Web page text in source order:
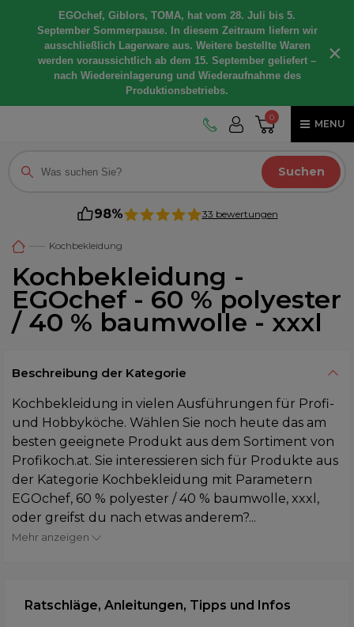
EGOchef, Giblors, TOMA, hat vom 28. Juli bis 5.
September Sommerpause. In diesem Zeitraum liefern wir
ausschließlich Lagerware aus. Weitere bestellte Waren
werden voraussichtlich ab dem 15. September geliefert –
nach Wiedereinlagerung und Wiederaufnahme des
Produktionsbetriebs.
×
0
MENU
Suchen
98% 33 bewertungen
Kochbekleidung
Kochbekleidung -
EGOchef - 60 % polyester
/ 40 % baumwolle - xxxl
Beschreibung der Kategorie
Kochbekleidung in vielen Ausführungen für Profi-
und Hobbyköche. Wählen Sie noch heute das am
besten geeignete Produkt aus dem Sortiment von
Profikoch.at. Sie interessieren sich für Produkte aus
der Kategorie Kochbekleidung mit Parametern
EGOchef, 60 % polyester / 40 % baumwolle, xxxl,
oder greifst du nach etwas anderem?...
Mehr anzeigen
Ratschläge, Anleitungen, Tipps und Infos